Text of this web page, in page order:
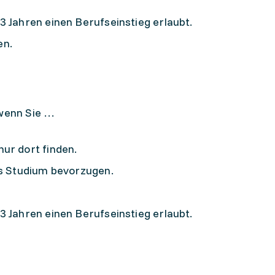
Jahren einen Berufseinstieg erlaubt.
Sie …
dort finden.
bevorzugen.
Jahren einen Berufseinstieg erlaubt.